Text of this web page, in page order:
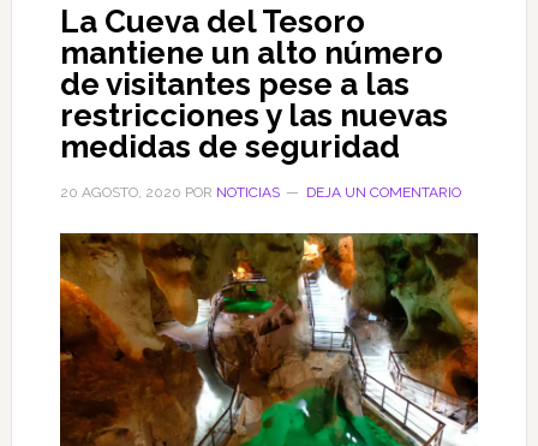
La Cueva del Tesoro
mantiene un alto número
de visitantes pese a las
restricciones y las nuevas
medidas de seguridad
20 AGOSTO, 2020 POR NOTICIAS DEJA UN COMENTARIO